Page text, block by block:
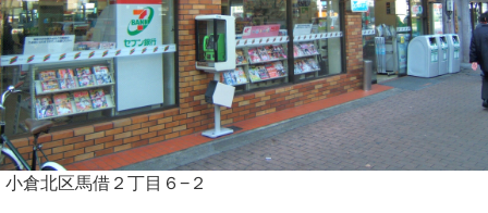
小倉北区馬借２丁目６−２